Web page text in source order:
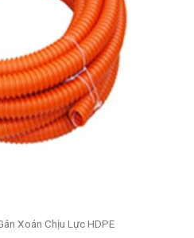
Xoán Chịu Lực HDPE